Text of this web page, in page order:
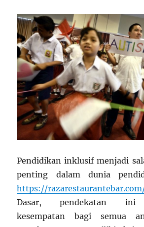
Pendidikan inklusif menjadi
penting dalam dunia
https://
Dasar, pendekatan ini
kesempatan bagi semua